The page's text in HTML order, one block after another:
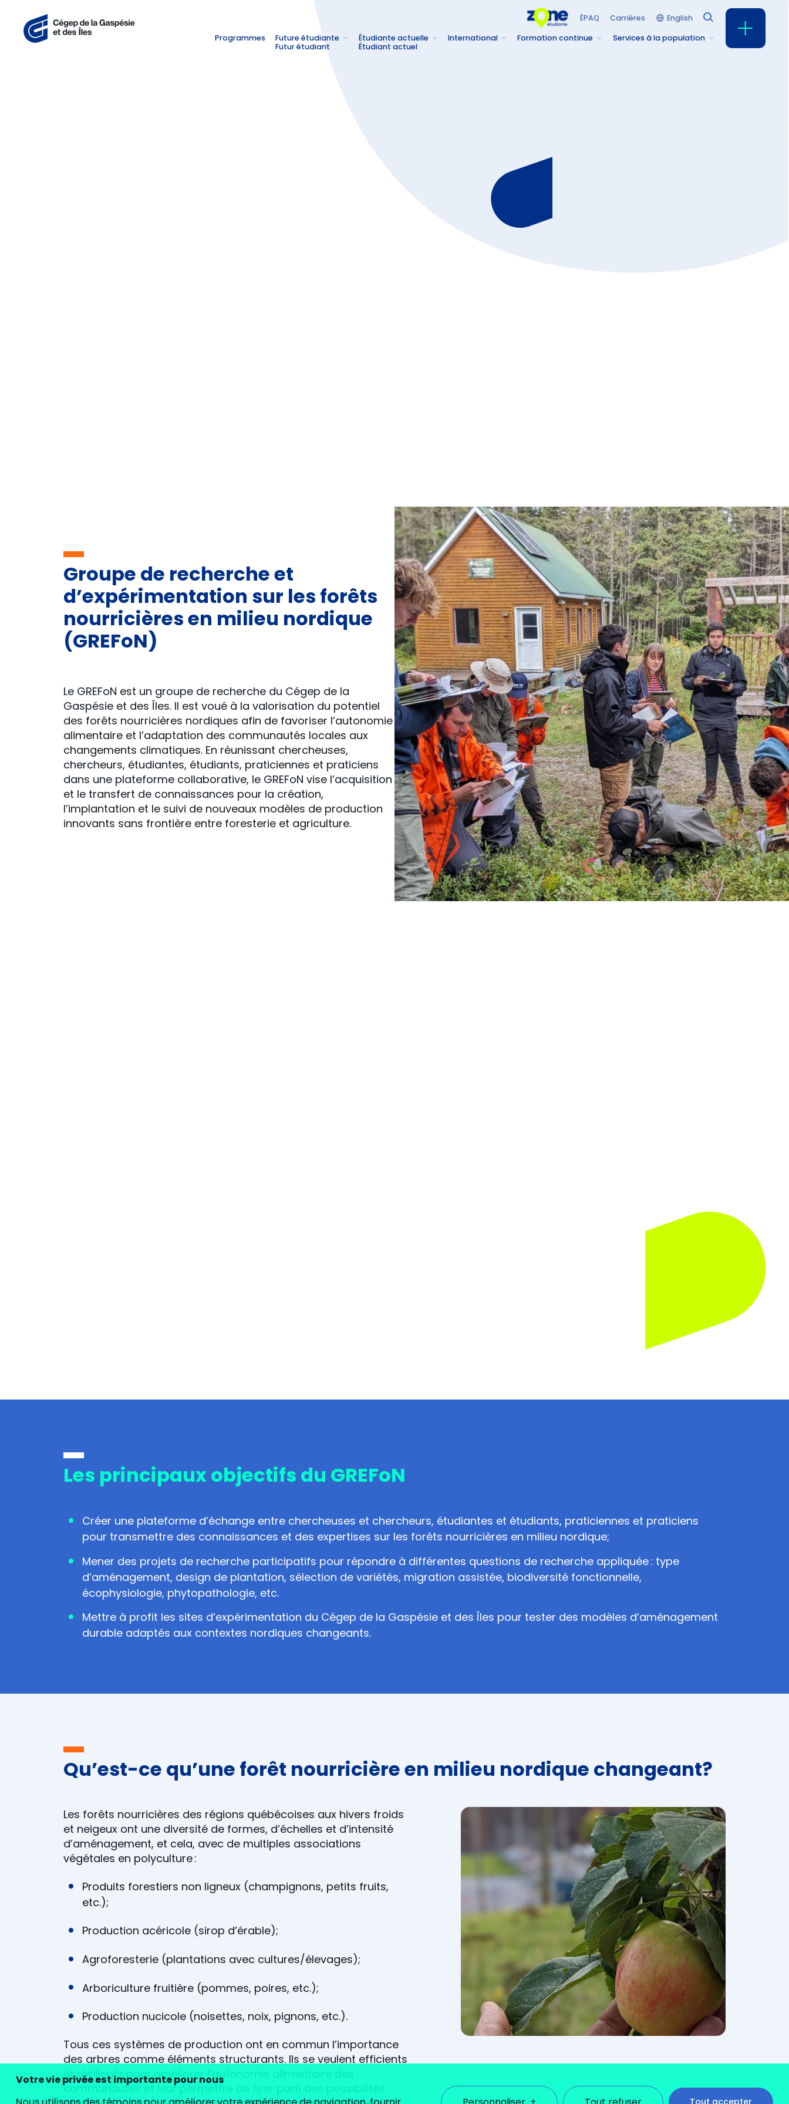
technologie (CCTT)
Centre de recherche en patrimoine
d’expérimentation sur les forêts
nourricières en milieu nordique
ÉPAQ Carrières English
Programmes
Future étudiante
Futur étudiant
Étudiante actuelle
Étudiant actuel
International Formation continue Services à la population
Groupe de recherche et
d’expérimentation sur les forêts
nourricières en milieu nordique
(GREFoN)
Le GREFoN est un groupe de recherche du Cégep de la
Gaspésie et des Îles. Il est voué à la valorisation du potentiel
des forêts nourricières nordiques afin de favoriser l’autonomie
alimentaire et l’adaptation des communautés locales aux
changements climatiques. En réunissant chercheuses,
chercheurs, étudiantes, étudiants, praticiennes et praticiens
dans une plateforme collaborative, le GREFoN vise l’acquisition
et le transfert de connaissances pour la création,
l’implantation et le suivi de nouveaux modèles de production
innovants sans frontière entre foresterie et agriculture.
Les principaux objectifs du GREFoN
Créer une plateforme d’échange entre chercheuses et chercheurs, étudiantes et étudiants, praticiennes et praticiens
pour transmettre des connaissances et des expertises sur les forêts nourricières en milieu nordique;
Mener des projets de recherche participatifs pour répondre à différentes questions de recherche appliquée : type
d’aménagement, design de plantation, sélection de variétés, migration assistée, biodiversité fonctionnelle,
écophysiologie, phytopathologie, etc.
Mettre à profit les sites d’expérimentation du Cégep de la Gaspésie et des Îles pour tester des modèles d’aménagement
durable adaptés aux contextes nordiques changeants.
Qu’est-ce qu’une forêt nourricière en milieu nordique changeant?
Les forêts nourricières des régions québécoises aux hivers froids
et neigeux ont une diversité de formes, d’échelles et d’intensité
d’aménagement, et cela, avec de multiples associations
végétales en polyculture :
Produits forestiers non ligneux (champignons, petits fruits,
etc.);
Production acéricole (sirop d’érable);
Agroforesterie (plantations avec cultures/élevages);
Arboriculture fruitière (pommes, poires, etc.);
Production nucicole (noisettes, noix, pignons, etc.).
Tous ces systèmes de production ont en commun l’importance
des arbres comme éléments structurants. Ils se veulent efficients
et résilients pour améliorer l’autonomie alimentaire des
communautés et leur permettre de tirer parti des possibilités
Votre vie privée est importante pour nous